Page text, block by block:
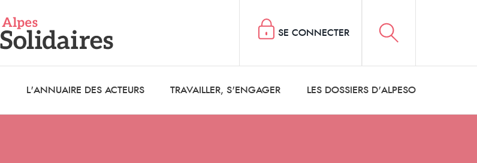
L'ANNUAIRE DES ACTEURS TRAVAILLER, S'ENGAGER LES DOSSIERS D'ALPESO
SE CONNECTER